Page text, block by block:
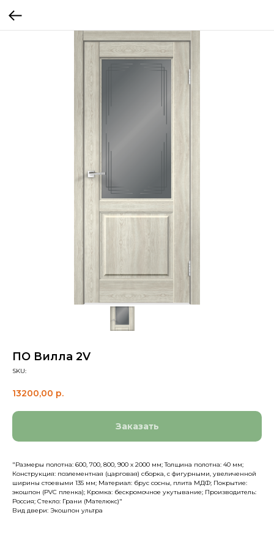
ПО Вилла 2V
SKU:
13200,00 р.
Заказать
"Размеры полотна: 600, 700, 800, 900 х 2000 мм; Толщина полотна: 40 мм;
Конструкция: поэлементная (царговая) сборка, с фигурными, увеличенной
ширины стоевыми 135 мм; Материал: брус сосны, плита МДФ; Покрытие:
экошпон (PVC пленка); Кромка: бескромочное укутывание; Производитель:
Россия; Стекло: Грани (Мателюкс)"
Вид двери: Экошпон ультра